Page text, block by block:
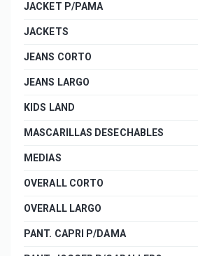
JACKET P/PAMA
JACKETS
JEANS CORTO
JEANS LARGO
KIDS LAND
MASCARILLAS DESECHABLES
MEDIAS
OVERALL CORTO
OVERALL LARGO
PANT. CAPRI P/DAMA